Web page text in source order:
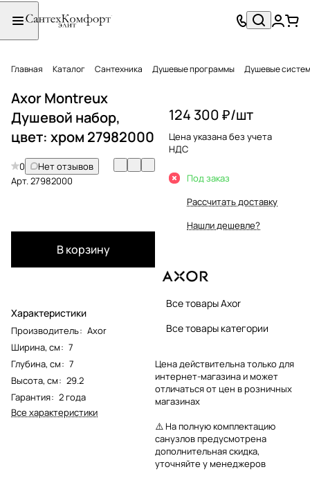
Главная Каталог Сантехника Душевые программы Душевые
Axor Montreux
Душевой набор,
цвет: хром 27982000
0
Нет отзывов
Арт.27982000
В корзину
Характеристики
Производитель: Axor
Ширина, см: 7
Глубина, см: 7
Высота, см: 29.2
Гарантия: 2 года
Все характеристики
124 300 ₽/шт
Цена указана без учета
НДС
Под заказ
Рассчитать доставку
Нашли дешевле?
Все товары Axor
Все товары категории
Цена действительна только для
интернет-магазина и может
отличаться от цен в розничных
магазинах
⚠️ На полную комплектацию
санузлов предусмотрена
дополнительная скидка,
уточняйте у менеджеров